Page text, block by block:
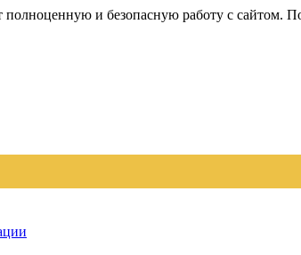
полноценную и безопасную работу с сайтом.